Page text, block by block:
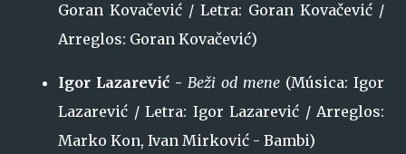
Goran Kovačević / Letra: Goran Kovačević /
Arreglos: Goran Kovačević)
Igor Lazarević - Beži od mene (Música: Igor
Lazarević / Letra: Igor Lazarević / Arreglos:
Marko Kon, Ivan Mirković - Bambi)